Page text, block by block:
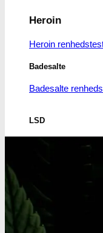
Heroin
Heroin
Badesalte
Badesalte
LSD
GHB/Hætter